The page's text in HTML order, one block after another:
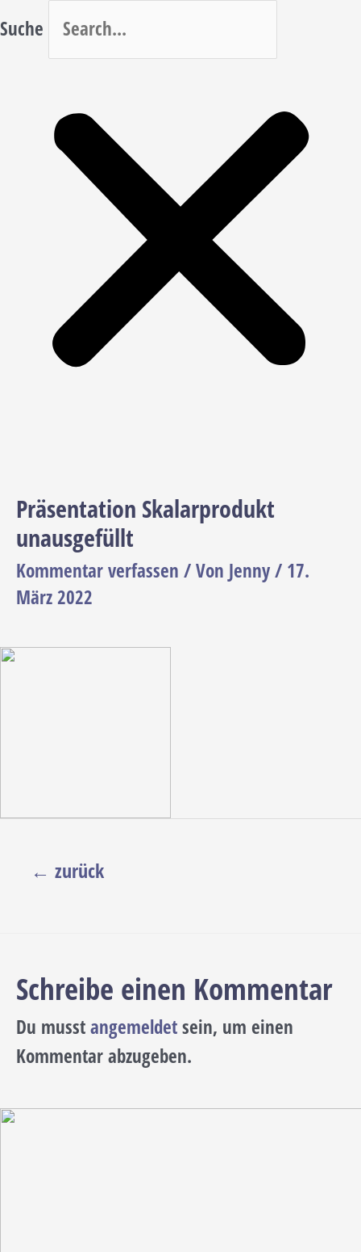
Suche
Präsentation Skalarprodukt
unausgefüllt
Kommentar verfassen / Von Jenny/ 17.
März 2022
Beitragsnavigation
← zurück
Schreibe einen Kommentar
Du musstangemeldetsein, um einen
Kommentar abzugeben.